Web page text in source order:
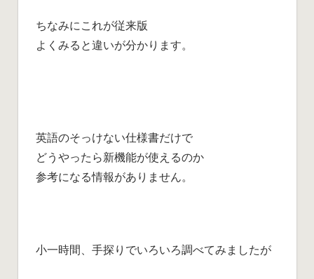
ちなみにこれが従来版
よくみると違いが分かります。
英語のそっけない仕様書だけで
どうやったら新機能が使えるのか
参考になる情報がありません。
小一時間、手探りでいろいろ調べてみましたが